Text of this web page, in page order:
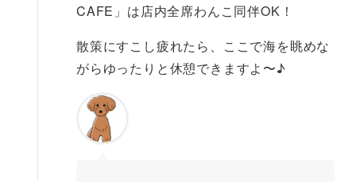
CAFE」は店内全席わんこ同伴OK！
散策にすこし疲れたら、ここで海を眺めな
がらゆったりと休憩できますよ〜♪